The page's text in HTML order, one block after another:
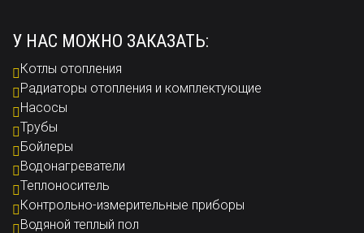
У НАС МОЖНО ЗАКАЗАТЬ:
Котлы отопления
Радиаторы отопления и комплектующие
Насосы
Трубы
Бойлеры
Водонагреватели
Теплоноситель
Контрольно-измерительные приборы
Водяной теплый пол